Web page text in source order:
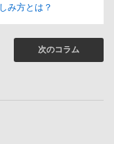
み方とは？
次のコラム